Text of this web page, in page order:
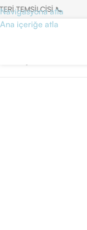
Navigasyona atla
Ana içeriğe atla
TEMSİLCİSİ 📞